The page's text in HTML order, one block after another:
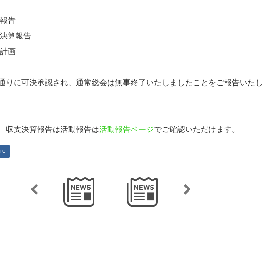
告
算報告
画
りに可決承認され、通常総会は無事終了いたしましたことをご報告いたし
収支決算報告は活動報告は活動報告ページでご確認いただけます。